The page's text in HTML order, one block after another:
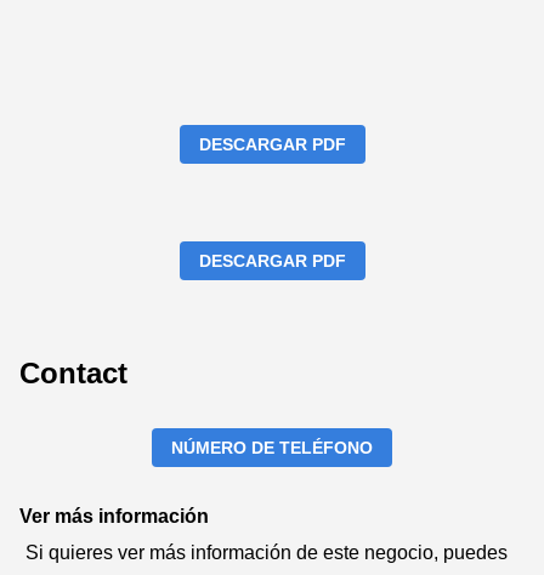
DESCARGAR PDF
DESCARGAR PDF
Contact
NÚMERO DE TELÉFONO
Ver más información
Si quieres ver más información de este negocio, puedes